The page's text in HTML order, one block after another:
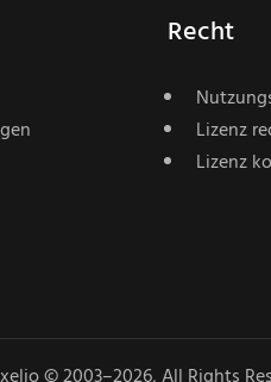
Recht
Lizenz
Lizenz